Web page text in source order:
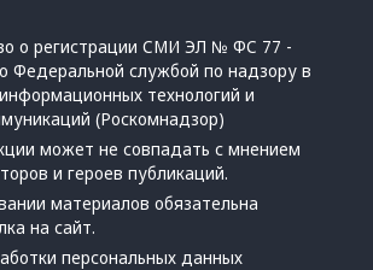
о регистрации СМИ ЭЛ № ФС 77 -
Федеральной службой по надзору в
технологий и
(Роскомнадзор)
может не совпадать с мнением
и героев публикаций.
материалов обязательна
на сайт.
персональных данных